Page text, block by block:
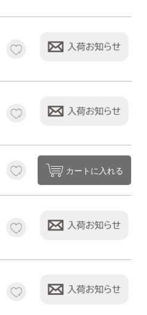
カートに入れる